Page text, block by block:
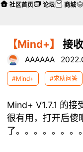
【Mind+】 接
AAAAAA
#Mind+ #求助问答
Mind+ V1.7.1 的接
很有用，打开后傻
了。。。。。。。
社区首页 论坛 商城